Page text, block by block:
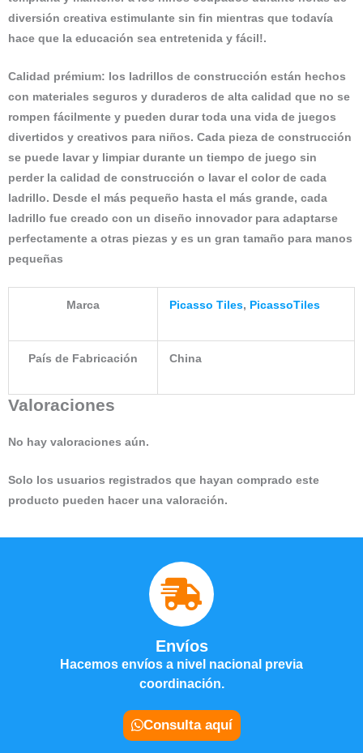
diversión creativa estimulante sin fin mientras que todavía
hace que la educación sea entretenida y fácil!.
Calidad prémium: los ladrillos de construcción están hechos
con materiales seguros y duraderos de alta calidad que no se
rompen fácilmente y pueden durar toda una vida de juegos
divertidos y creativos para niños. Cada pieza de construcción
se puede lavar y limpiar durante un tiempo de juego sin
perder la calidad de construcción o lavar el color de cada
ladrillo. Desde el más pequeño hasta el más grande, cada
ladrillo fue creado con un diseño innovador para adaptarse
perfectamente a otras piezas y es un gran tamaño para manos
pequeñas
Marca Picasso Tiles, PicassoTiles
País de Fabricación China
Valoraciones
No hay valoraciones aún.
Solo los usuarios registrados que hayan comprado este
producto pueden hacer una valoración.
Envíos
Hacemos envíos a nivel nacional previa
coordinación.
Consulta aquí